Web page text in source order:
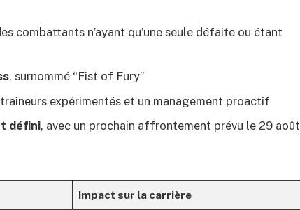
combattants n’ayant qu’une seule défaite ou étant
, surnommé “Fist of Fury”
expérimentés et un management proactif
défini, avec un prochain affrontement prévu le 29 août
Impact sur la carrière